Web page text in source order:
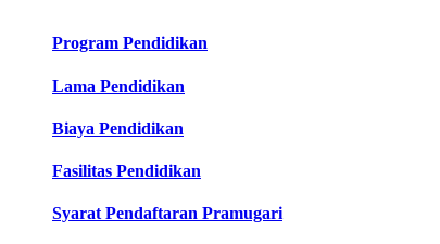
Program Pendidikan
Lama Pendidikan
Biaya Pendidikan
Fasilitas Pendidikan
Syarat Pendaftaran Pramugari